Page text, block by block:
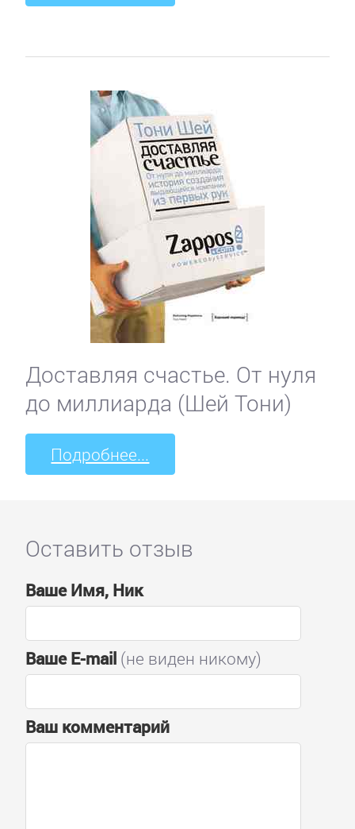
Доставляя счастье. От нуля
до миллиарда (Шей Тони)
Подробнее...
Оставить отзыв
Ваше Имя, Ник
Ваше E-mail(не виден никому)
Ваш комментарий